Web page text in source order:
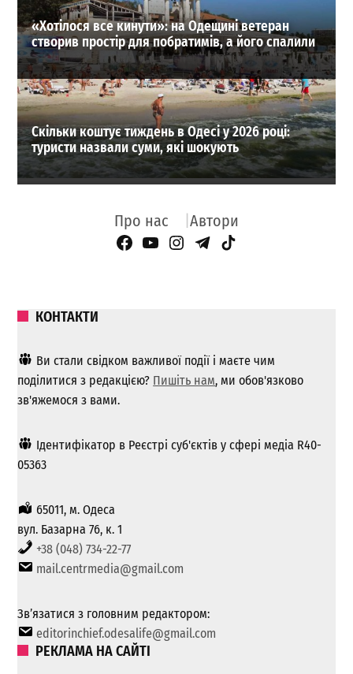
«Хотілося все кинути»: на Одещині ветеран
створив простір для побратимів, а його спалили
Скільки коштує тиждень в Одесі у 2026 році:
туристи назвали суми, які шокують
Про нас Автори
Facebook Page
YouTube
Instagram
Telegram
TikTok
КОНТАКТИ
Ви стали свідком важливої ​​події і маєте чим
поділитися з редакцією? Пишіть нам, ми обов'язково
зв'яжемося з вами.
Ідентифікатор в Реєстрі суб'єктів у сфері медіа R40-
05363
65011, м. Одеса
вул. Базарна 76, к. 1
+38 (048) 734-22-77
mail.centrmedia@gmail.com
Зв’язатися з головним редактором:
editorinchief.odesalife@gmail.com
РЕКЛАМА НА САЙТІ